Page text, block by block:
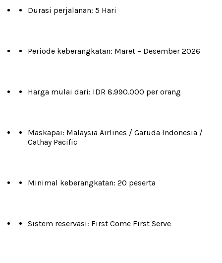
Durasi perjalanan: 5 Hari
Periode keberangkatan: Maret – Desember 2026
Harga mulai dari: IDR 8.990.000 per orang
Maskapai: Malaysia Airlines / Garuda Indonesia /
Cathay Pacific
Minimal keberangkatan: 20 peserta
Sistem reservasi: First Come First Serve